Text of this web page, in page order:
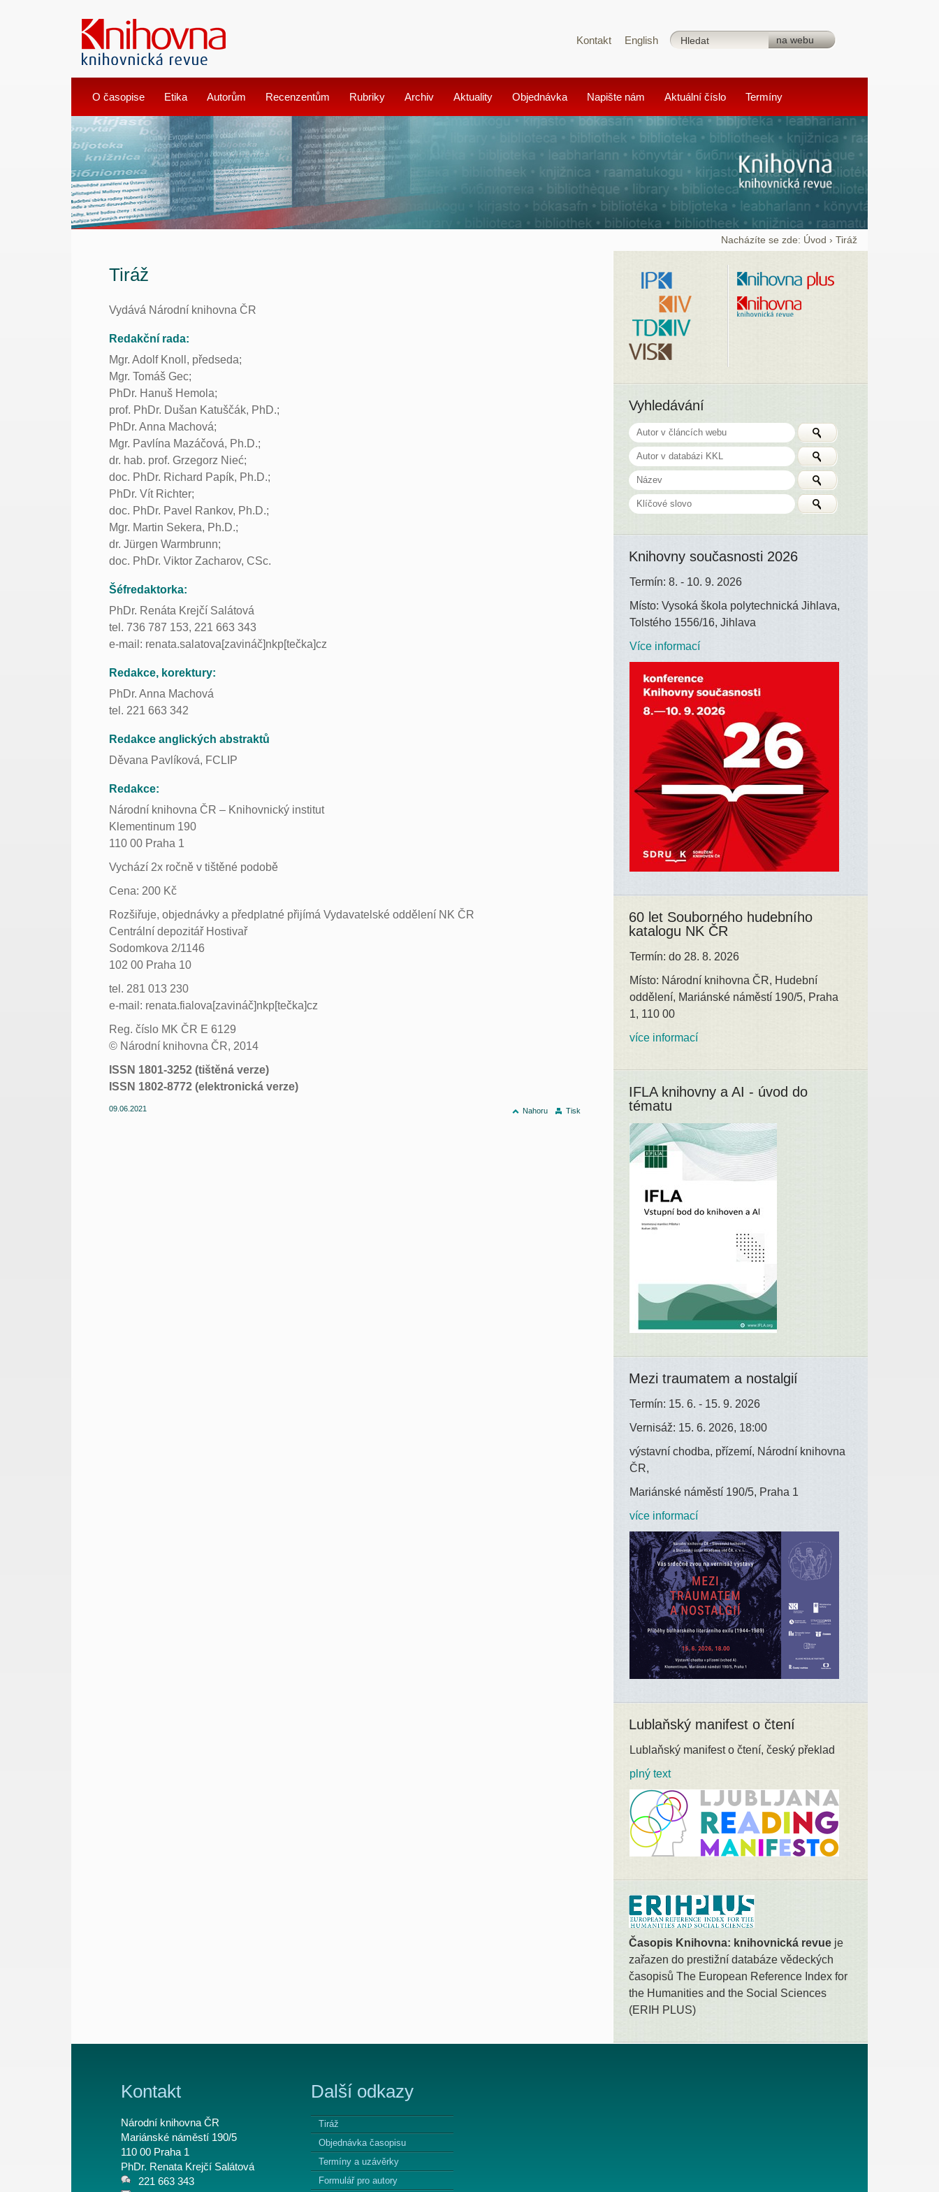
Kontakt English
O časopise Etika Autorům Recenzentům Rubriky Archiv Aktuality Objednávka Napište nám Aktuální číslo Termíny
Nacházíte se zde: Úvod ›Tiráž
Tiráž
Vydává Národní knihovna ČR
Redakční rada:
Mgr. Adolf Knoll, předseda;
Mgr. Tomáš Gec;
PhDr. Hanuš Hemola;
prof. PhDr. Dušan Katuščák, PhD.;
PhDr. Anna Machová;
Mgr. Pavlína Mazáčová, Ph.D.;
dr. hab. prof. Grzegorz Nieć;
doc. PhDr. Richard Papík, Ph.D.;
PhDr. Vít Richter;
doc. PhDr. Pavel Rankov, Ph.D.;
Mgr. Martin Sekera, Ph.D.;
dr. Jürgen Warmbrunn;
doc. PhDr. Viktor Zacharov, CSc.
Šéfredaktorka:
PhDr. Renáta Krejčí Salátová
tel. 736 787 153, 221 663 343
e-mail: renata.salatova[zavináč]nkp[tečka]cz
Redakce, korektury:
PhDr. Anna Machová
tel. 221 663 342
Redakce anglických abstraktů
Děvana Pavlíková, FCLIP
Redakce:
Národní knihovna ČR – Knihovnický institut
Klementinum 190
110 00 Praha 1
Vychází 2x ročně v tištěné podobě
Cena: 200 Kč
Rozšiřuje, objednávky a předplatné přijímá Vydavatelské oddělení NK ČR
Centrální depozitář Hostivař
Sodomkova 2/1146
102 00 Praha 10
tel. 281 013 230
e-mail: renata.fialova[zavináč]nkp[tečka]cz
Reg. číslo MK ČR E 6129
© Národní knihovna ČR, 2014
ISSN 1801-3252 (tištěná verze)
ISSN 1802-8772 (elektronická verze)
Nahoru Tisk
09.06.2021
Vyhledávání
Knihovny současnosti 2026
Termín: 8. - 10. 9. 2026
Místo: Vysoká škola polytechnická Jihlava,
Tolstého 1556/16, Jihlava
Více informací
60 let Souborného hudebního
katalogu NK ČR
Termín: do 28. 8. 2026
Místo: Národní knihovna ČR, Hudební
oddělení, Mariánské náměstí 190/5, Praha
1, 110 00
více informací
IFLA knihovny a AI - úvod do
tématu
Mezi traumatem a nostalgií
Termín: 15. 6. - 15. 9. 2026
Vernisáž: 15. 6. 2026, 18:00
výstavní chodba, přízemí, Národní knihovna
ČR,
Mariánské náměstí 190/5, Praha 1
více informací
Lublaňský manifest o čtení
Lublaňský manifest o čtení, český překlad
plný text
Časopis Knihovna: knihovnická revue je
zařazen do prestižní databáze vědeckých
časopisů The European Reference Index for
the Humanities and the Social Sciences
(ERIH PLUS)
Kontakt
Národní knihovna ČR
Mariánské náměstí 190/5
110 00 Praha 1
PhDr. Renata Krejčí Salátová
221 663 343
Další odkazy
Tiráž
Objednávka časopisu
Termíny a uzávěrky
Formulář pro autory